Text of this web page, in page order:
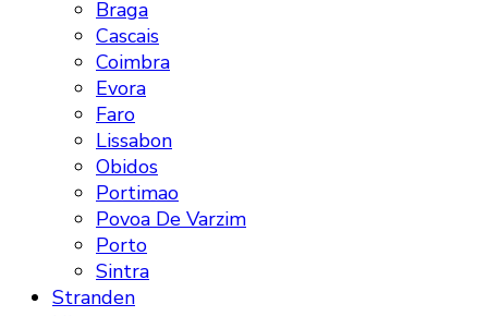
Braga
Cascais
Coimbra
Evora
Faro
Lissabon
Obidos
Portimao
Povoa De Varzim
Porto
Sintra
Stranden